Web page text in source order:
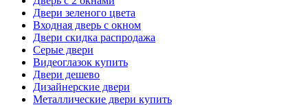
Двери зеленого цвета
Входная дверь с окном
Двери скидка распродажа
Серые двери
Видеоглазок купить
Двери дешево
Дизайнерские двери
Металлические двери купить